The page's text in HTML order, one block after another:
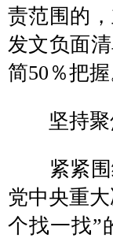
责范围的
发文负面
简50％把握
坚持聚
紧紧围绕
党中央重
个找一找”